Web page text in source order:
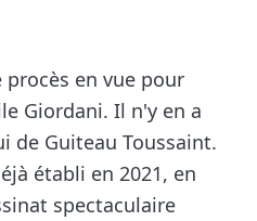
procès en vue pour
Giordani. Il n'y en a
de Guiteau Toussaint.
établi en 2021, en
spectaculaire